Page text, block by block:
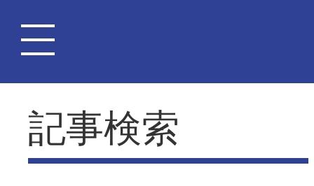
記事検索